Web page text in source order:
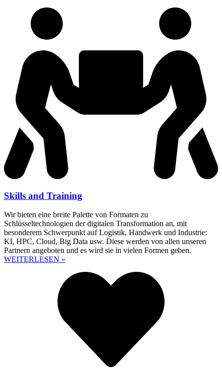
Skills and Training
Wir bieten eine breite Palette von Formaten zu
Schlüsseltechnologien der digitalen Transformation an, mit
besonderem Schwerpunkt auf Logistik, Handwerk und Industrie:
KI, HPC, Cloud, Big Data usw. Diese werden von allen unseren
Partnern angeboten und es wird sie in vielen Formen geben.
WEITERLESEN »